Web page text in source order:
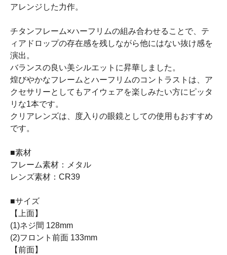
アレンジした力作。
チタンフレーム×ハーフリムの組み合わせることで、テ
ィアドロップの存在感を残しながら他にはない抜け感を
演出。
バランスの良い美シルエットに昇華しました。
煌びやかなフレームとハーフリムのコントラストは、ア
クセサリーとしてもアイウェアを楽しみたい方にピッタ
リな1本です。
クリアレンズは、度入りの眼鏡としての使用もおすすめ
です。
■素材
フレーム素材：メタル
レンズ素材：CR39
■サイズ
【上面】
(1)ネジ間 128mm
(2)フロント前面 133mm
【前面】